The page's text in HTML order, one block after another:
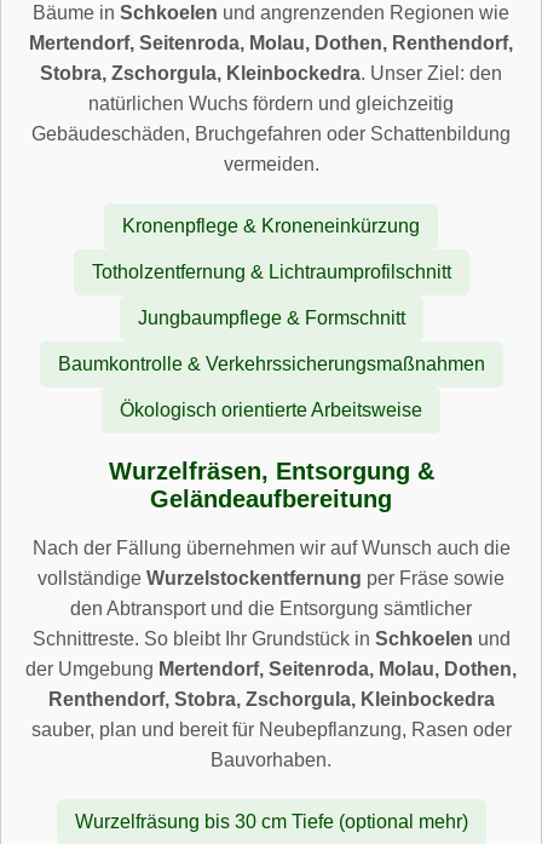
Bäume in Schkoelen und angrenzenden Regionen wie
Mertendorf, Seitenroda, Molau, Dothen, Renthendorf,
Stobra, Zschorgula, Kleinbockedra. Unser Ziel: den
natürlichen Wuchs fördern und gleichzeitig
Gebäudeschäden, Bruchgefahren oder Schattenbildung
vermeiden.
Kronenpflege & Kroneneinkürzung
Totholzentfernung & Lichtraumprofilschnitt
Jungbaumpflege & Formschnitt
Baumkontrolle & Verkehrssicherungsmaßnahmen
Ökologisch orientierte Arbeitsweise
Wurzelfräsen, Entsorgung &
Geländeaufbereitung
Nach der Fällung übernehmen wir auf Wunsch auch die
vollständige Wurzelstockentfernung per Fräse sowie
den Abtransport und die Entsorgung sämtlicher
Schnittreste. So bleibt Ihr Grundstück in Schkoelen und
der Umgebung Mertendorf, Seitenroda, Molau, Dothen,
Renthendorf, Stobra, Zschorgula, Kleinbockedra
sauber, plan und bereit für Neubepflanzung, Rasen oder
Bauvorhaben.
Wurzelfräsung bis 30 cm Tiefe (optional mehr)